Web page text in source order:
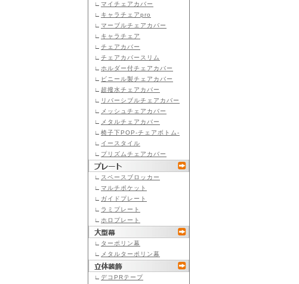
∟ マイチェアカバー
∟ キャラチェアpro
∟ マーブルチェアカバー
∟ キャラチェア
∟ チェアカバー
∟ チェアカバースリム
∟ ホルダー付チェアカバー
∟
ビニール製チェアカバー
∟ 超撥水チェアカバー
∟
リバーシブルチェアカバー
∟
メッシュチェアカバー
∟
メタルチェアカバー
∟ 椅子下POP-チェアボトム-
∟ イースタイル
∟ プリズムチェアカバー
∟ スペースブロッカー
∟ マルチポケット
∟ ガイドプレート
∟ ラミプレート
∟ ホロプレート
∟ ターポリン幕
∟
メタルターポリン幕
∟ デコPRテープ